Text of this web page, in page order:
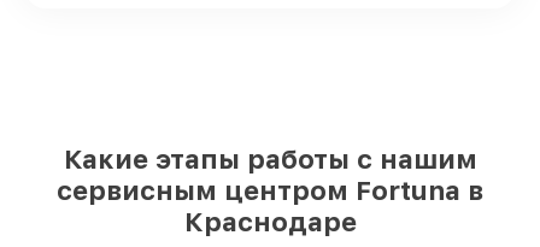
Какие этапы работы с нашим
сервисным центром Fortuna в
Краснодаре